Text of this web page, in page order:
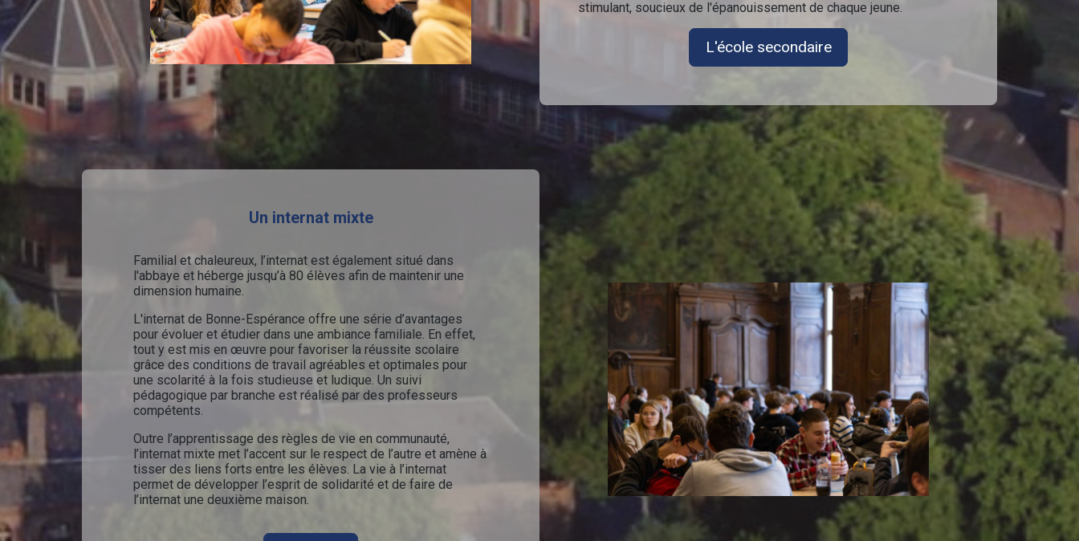
stimulant, soucieux de l'épanouissement de chaque jeune.
L'école secondaire
Un internat mixte
Familial et chaleureux, l’internat est également situé dans
l'abbaye et héberge jusqu’à 80 élèves afin de maintenir une
dimension humaine.
L'internat de Bonne-Espérance offre une série d’avantages
pour évoluer et étudier dans une ambiance familiale. En effet,
tout y est mis en œuvre pour favoriser la réussite scolaire
grâce des conditions de travail agréables et optimales pour
une scolarité à la fois studieuse et ludique. Un suivi
pédagogique par branche est réalisé par des professeurs
compétents.
Outre l’apprentissage des règles de vie en communauté,
l’internat mixte met l’accent sur le respect de l’autre et amène à
tisser des liens forts entre les élèves. La vie à l’internat
permet de développer l’esprit de solidarité et de faire de
l’internat une deuxième maison.